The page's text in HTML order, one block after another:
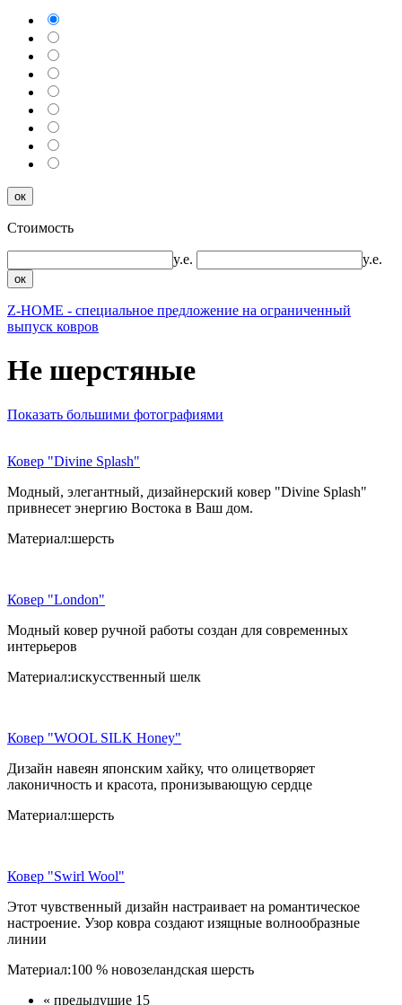
ок
Стоимость
y.e. y.e.
ок
Z-HOME - специальное предложение на ограниченный
выпуск ковров
Не шерстяные
Показать большими фотографиями
Ковер "Divine Splash"
Модный, элегантный, дизайнерский ковер "Divine Splash"
привнесет энергию Востока в Ваш дом.
Материал:шерсть
Ковер "London"
Модный ковер ручной работы создан для современных
интерьеров
Материал:искусственный шелк
Ковер "WOOL SILK Honey"
Дизайн навеян японским хайку, что олицетворяет
лаконичность и красота, пронизывающую сердце
Материал:шерсть
Ковер "Swirl Wool"
Этот чувственный дизайн настраивает на романтическое
настроение. Узор ковра создают изящные волнообразные
линии
Материал:100 % новозеландская шерсть
« предыдущие 15